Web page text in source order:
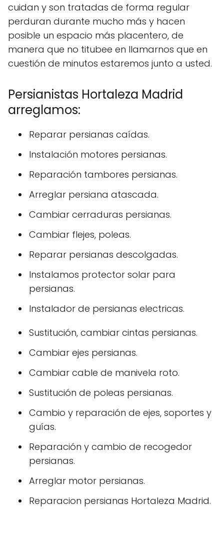
cuidan y son tratadas de forma regular
perduran durante mucho más y hacen
posible un espacio más placentero, de
manera que no titubee en llamarnos que en
cuestión de minutos estaremos junto a usted.
Persianistas Hortaleza Madrid
arreglamos:
Reparar persianas caídas.
Instalación motores persianas.
Reparación tambores persianas.
Arreglar persiana atascada.
Cambiar cerraduras persianas.
Cambiar flejes, poleas.
Reparar persianas descolgadas.
Instalamos protector solar para
persianas.
Instalador de persianas electricas.
Sustitución, cambiar cintas persianas.
Cambiar ejes persianas.
Cambiar cable de manivela roto.
Sustitución de poleas persianas.
Cambio y reparación de ejes, soportes y
guías.
Reparación y cambio de recogedor
persianas.
Arreglar motor persianas.
Reparacion persianas Hortaleza Madrid.